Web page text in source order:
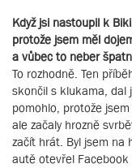
Když jsi nastoupil k
protože jsem měl
a vůbec to neber
To rozhodně. Ten
skončil s klukama, dal
pomohlo, protože
ale začaly hrozně
začít hrát. Byl jsem na
autě otevřel